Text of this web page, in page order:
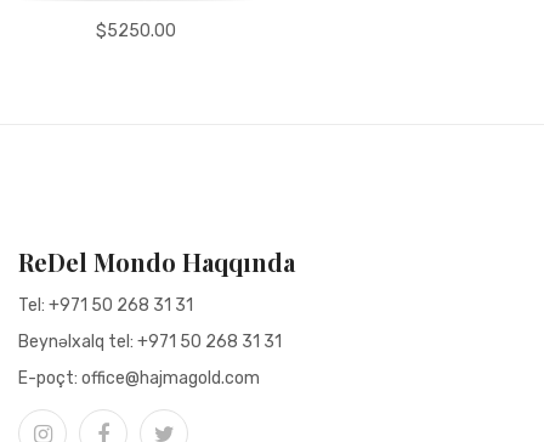
$5250.00
ReDel Mondo Haqqında
Tel: +971 50 268 31 31
Beynəlxalq tel: +971 50 268 31 31
Е-poçt: office@hajmagold.com